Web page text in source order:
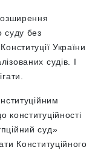
суду без
України
судів. І
суд»
Конституційного